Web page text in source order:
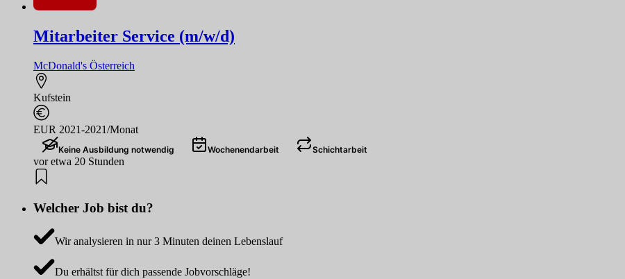
Mitarbeiter Service (m/w/d)
McDonald's Österreich
Kufstein
EUR 2021-2021/Monat
Keine Ausbildung notwendig Wochenendarbeit Schichtarbeit
vor etwa 20 Stunden
Welcher Job bist du?
Wir analysieren in nur 3 Minuten deinen Lebenslauf
Du erhältst für dich passende Jobvorschläge!